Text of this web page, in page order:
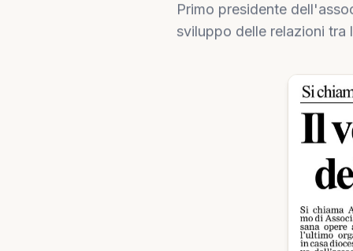
Primo presidente
sviluppo delle relazioni tra